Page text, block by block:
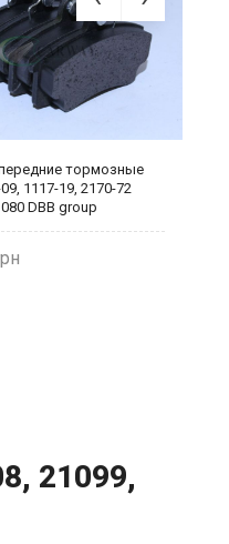
тормозные
1117-19, 2170-72
DBB group
21099,